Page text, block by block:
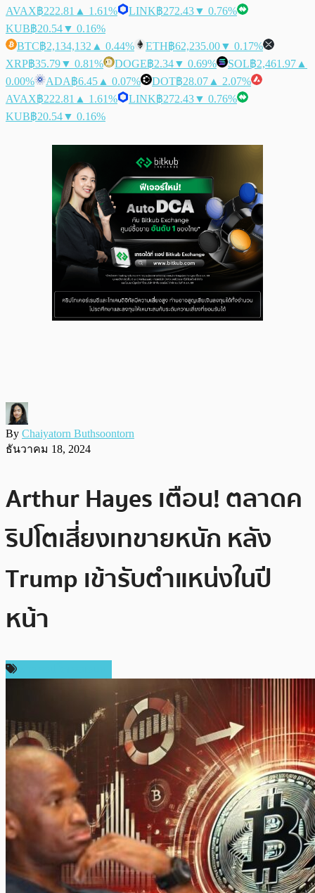
AVAX฿222.81 ▲ 1.61% LINK฿272.43▼ 0.76%
KUB฿20.54▼ 0.16%
BTC฿2,134,132 ▲ 0.44% ETH฿62,235.00▼ 0.17%
XRP฿35.79▼ 0.81% DOGE฿2.34▼ 0.69% SOL฿2,461.97 ▲
0.00%
ADA฿6.45 ▲ 0.07% DOT฿28.07 ▲ 2.07%
AVAX฿222.81 ▲ 1.61% LINK฿272.43▼ 0.76%
KUB฿20.54▼ 0.16%
By Chaiyatorn Buthsoontorn
ธันวาคม 18, 2024
Arthur Hayes เตือน! ตลาดค
ริปโตเสี่ยงเทขายหนัก หลัง
Trump เข้ารับตำแหน่งในปี
หน้า